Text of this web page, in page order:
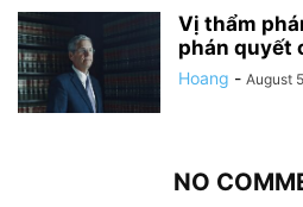
Vị thẩm
phán quyết
Hoang - August
NO